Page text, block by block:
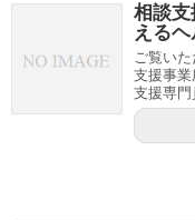
相談
えるヘ
ご覧い
支援事
支援専門